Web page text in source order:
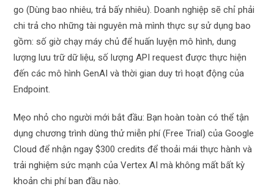
go (Dùng bao nhiêu, trả bấy nhiêu). Doanh nghiệp sẽ chỉ phải
chi trả cho những tài nguyên mà mình thực sự sử dụng bao
gồm: số giờ chạy máy chủ để huấn luyện mô hình, dung
lượng lưu trữ dữ liệu, số lượng API request được thực hiện
đến các mô hình GenAI và thời gian duy trì hoạt động của
Endpoint.
Mẹo nhỏ cho người mới bắt đầu: Bạn hoàn toàn có thể tận
dụng chương trình dùng thử miễn phí (Free Trial) của Google
Cloud để nhận ngay $300 credits để thoải mái thực hành và
trải nghiệm sức mạnh của Vertex AI mà không mất bất kỳ
khoản chi phí ban đầu nào.